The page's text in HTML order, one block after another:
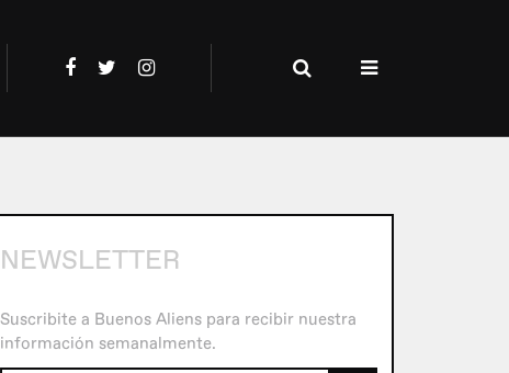
NEWSLETTER
Suscribite a Buenos Aliens para recibir nuestra
información semanalmente.